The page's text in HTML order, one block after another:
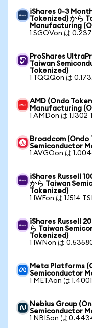
iShares 0-3
Tokenized) から
Manufacturing
1 SGOVon は
ProShares
Taiwan
Tokenized)
1 TQQQon は
AMD (Ondo
Manufacturing
1 AMDon は 1.1302
Broadcom (Ondo
Semiconductor
1 AVGOon は
iShares Russell
から Taiwan
Tokenized)
1 IWFon は 1.1514
iShares Russell
ら Taiwan
Tokenized)
1 IWNon は
Meta Platforms
Semiconductor
1 METAon は
Nebius Group
Semiconductor
1 NBISon は